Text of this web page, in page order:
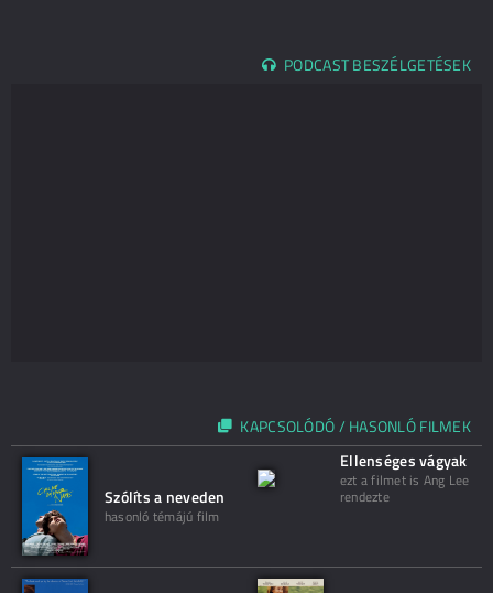
PODCAST BESZÉLGETÉSEK
KAPCSOLÓDÓ / HASONLÓ FILMEK
Szólíts a neveden
hasonló témájú film
Ellenséges vágyak
ezt a filmet is Ang Lee
rendezte